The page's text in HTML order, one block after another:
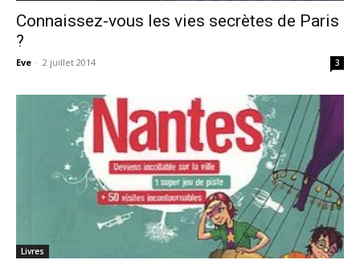
Connaissez-vous les vies secrètes de Paris
?
Eve - 2 juillet 2014 3
Livres